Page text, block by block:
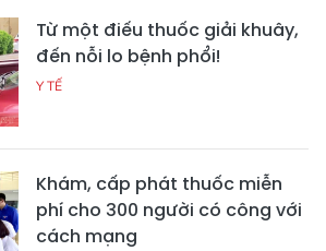
Từ một điếu thuốc giải khuây,
đến nỗi lo bệnh phổi!
Y TẾ
Khám, cấp phát thuốc miễn
phí cho 300 người có công với
cách mạng